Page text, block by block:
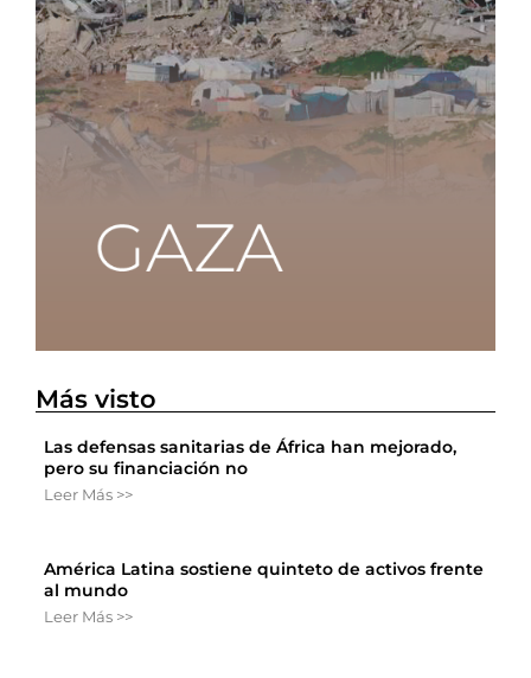
Más visto
Las defensas sanitarias de África han mejorado,
pero su financiación no
Leer Más >>
América Latina sostiene quinteto de activos frente
al mundo
Leer Más >>